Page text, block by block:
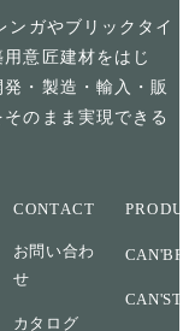
ンガやブリックタイ
意匠建材をはじ
・製造・輸入・販
のまま実現できる
CONTACT
お問い合わ
せ
カタログ